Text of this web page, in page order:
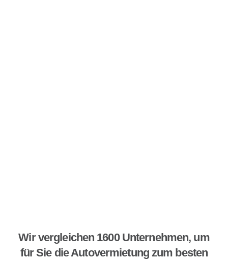
Wir vergleichen 1600 Unternehmen, um
für Sie die Autovermietung zum besten